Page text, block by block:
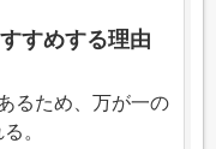
すめする理由
るため、万が一の
。